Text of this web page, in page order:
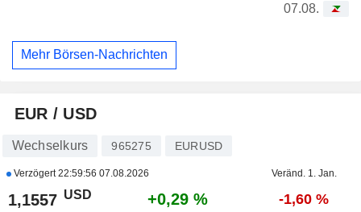
07.08.
Mehr Börsen-Nachrichten
EUR / USD
Wechselkurs 965275 EURUSD
Verzögert 22:59:56 07.08.2026 Veränd. 1. Jan.
1,1557 USD +0,29 % -1,60 %